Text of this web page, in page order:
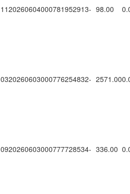
1120260604000781952913- 98.00
0320260603000776254832- 2571.00
0920260603000777728534- 336.00